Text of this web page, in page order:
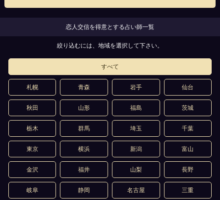
恋人交信を得意とする占い師一覧
絞り込むには、地域を選択して下さい。
すべて
札幌 青森 岩手 仙台
秋田 山形 福島 茨城
栃木 群馬 埼玉 千葉
東京 横浜 新潟 富山
金沢 福井 山梨 長野
岐阜 静岡 名古屋 三重